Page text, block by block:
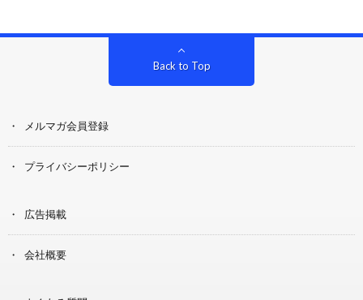
Back to Top
メルマガ会員登録
プライバシーポリシー
広告掲載
会社概要